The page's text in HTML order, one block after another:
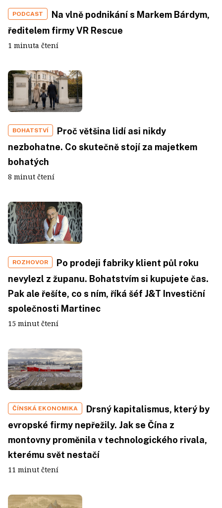
PODCAST
Na vlně podnikání s Markem Bárdym,
ředitelem firmy VR Rescue
1 minuta čtení
BOHATSTVÍ
Proč většina lidí asi nikdy
nezbohatne. Co skutečně stojí za majetkem
bohatých
8 minut čtení
ROZHOVOR
Po prodeji fabriky klient půl roku
nevylezl z županu. Bohatstvím si kupujete čas.
Pak ale řešíte, co s ním, říká šéf J&T Investiční
společnosti Martinec
15 minut čtení
ČÍNSKÁ EKONOMIKA
Drsný kapitalismus, který by
evropské firmy nepřežily. Jak se Čína z
montovny proměnila v technologického rivala,
kterému svět nestačí
11 minut čtení